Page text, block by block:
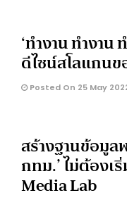
‘ทำงาน ทำงาน
ดีไซน์สโลแกนข
Posted On 25 May
สร้างฐานข้อมู
กทม.’ ไม่ต้อง
Media Lab